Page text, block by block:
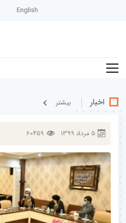
English
اخبار بيشتر
5 مرداد 1399
60459